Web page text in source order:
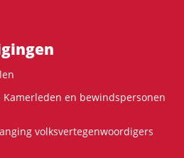
en bewindspersonen
volksvertegenwoordigers